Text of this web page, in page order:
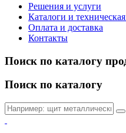
Решения и услуги
Каталоги и
Оплата и доставка
Контакты
Поиск по каталогу
Поиск по каталогу